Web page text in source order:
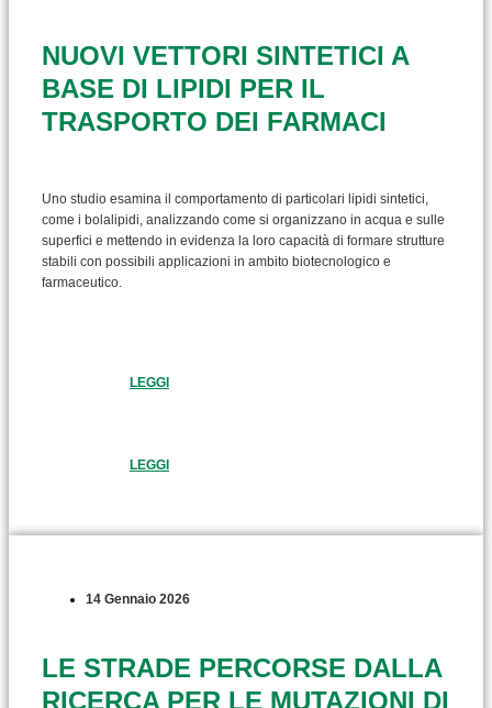
NUOVI VETTORI SINTETICI A
BASE DI LIPIDI PER IL
TRASPORTO DEI FARMACI
Uno studio esamina il comportamento di particolari lipidi sintetici,
come i bolalipidi, analizzando come si organizzano in acqua e sulle
superfici e mettendo in evidenza la loro capacità di formare strutture
stabili con possibili applicazioni in ambito biotecnologico e
farmaceutico.
LEGGI
LEGGI
14 Gennaio 2026
LE STRADE PERCORSE DALLA
RICERCA PER LE MUTAZIONI DI